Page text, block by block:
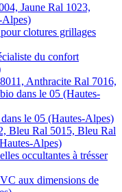
Jaune Ral 1023,
Alpes)
clotures grillages
du confort
Anthracite Ral 7016,
dans le 05 (Hautes-
le 05 (Hautes-Alpes)
Bleu Ral 5015, Bleu Ral
Alpes)
occultantes à trésser
aux dimensions de